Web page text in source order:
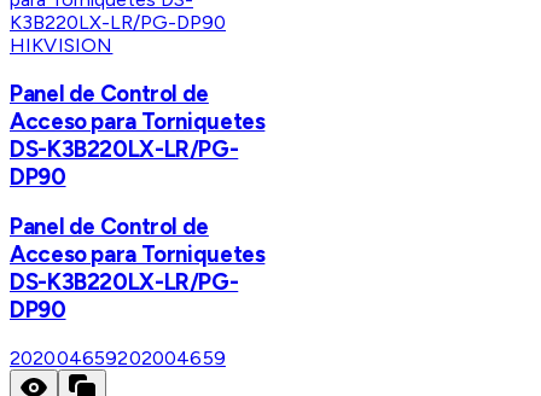
HIKVISION
Panel de Control de
Acceso para Torniquetes
DS-K3B220LX-LR/PG-
DP90
Panel de Control de
Acceso para Torniquetes
DS-K3B220LX-LR/PG-
DP90
202004659202004659